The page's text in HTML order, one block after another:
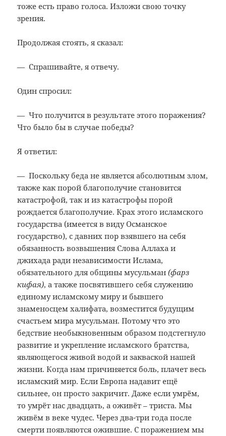
тоже есть право голоса. Изложи свою точку
зрения.
Продолжая стоять, я сказал:
— Спрашивайте, я отвечу.
Один спросил:
— Что получится в результате этого поражения?
Что было бы в случае победы?
Я ответил:
— Поскольку беда не является абсолютным злом,
также как порой благополучие становится
катастрофой, так и из катастрофы порой
рождается благополучие. Крах этого исламского
государства (имеется в виду Османское
государство), с давних пор взявшего на себя
обязанность возвышения Слова Аллаха и
джихада ради независимости Ислама,
обязательного для общины мусульман(фарз
кифая), а также посвятившего себя служению
единому исламскому миру и бывшего
знаменосцем халифата, возместится будущим
счастьем мира мусульман. Потому что это
бедствие необыкновенным образом подстегнуло
развитие и укрепление исламского братства,
являющегося живой водой и закваской нашей
жизни. Когда нам причиняется боль, плачет весь
исламский мир. Если Европа надавит ещё
сильнее, он просто закричит. Даже если умрём,
то умрёт нас двадцать, а оживёт – триста. Мы
живём в веке чудес. Через два-три года после
смерти появляются ожившие. С поражением мы